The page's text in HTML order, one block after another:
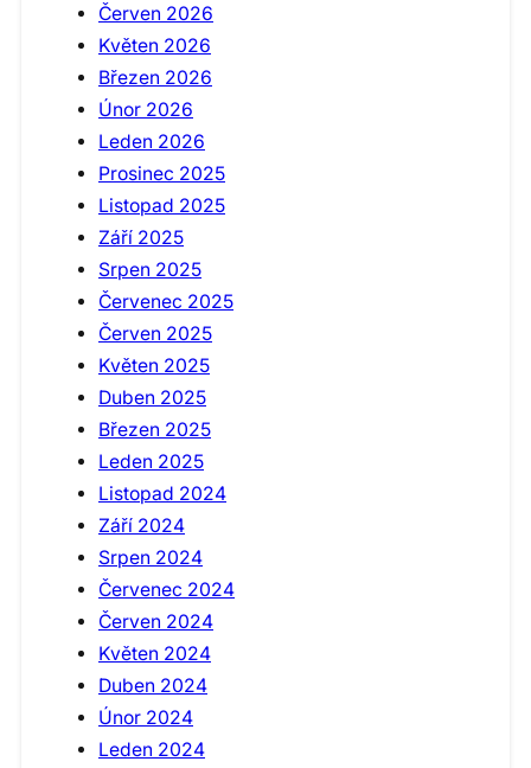
Červen 2026
Květen 2026
Březen 2026
Únor 2026
Leden 2026
Prosinec 2025
Listopad 2025
Září 2025
Srpen 2025
Červenec 2025
Červen 2025
Květen 2025
Duben 2025
Březen 2025
Leden 2025
Listopad 2024
Září 2024
Srpen 2024
Červenec 2024
Červen 2024
Květen 2024
Duben 2024
Únor 2024
Leden 2024